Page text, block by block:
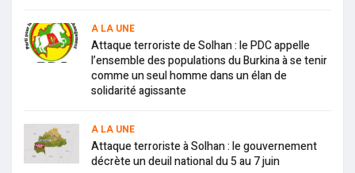
A LA UNE
Attaque terroriste de Solhan : le PDC appelle
l’ensemble des populations du Burkina à se tenir
comme un seul homme dans un élan de
solidarité agissante
A LA UNE
Attaque terroriste à Solhan : le gouvernement
décrète un deuil national du 5 au 7 juin